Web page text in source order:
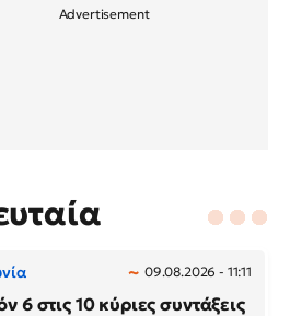
09.08.2026 - 11:11
6 στις 10 κύριες συντάξεις